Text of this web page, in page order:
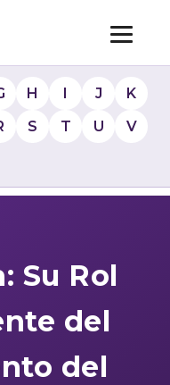
H I J
K
S T U
V
Su Rol
del
del